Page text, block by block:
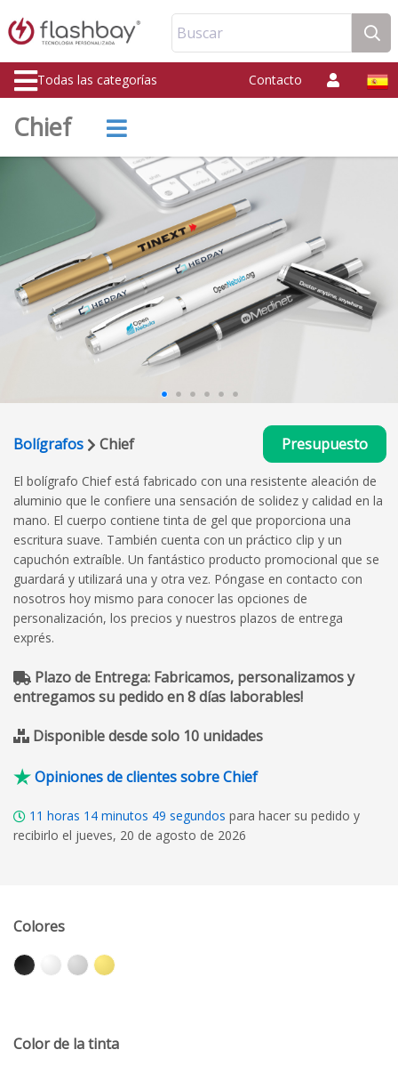
Buscar
Todas las categorías Contacto
Chief
Bolígrafos Chief Presupuesto
El bolígrafo Chief está fabricado con una resistente aleación de
aluminio que le confiere una sensación de solidez y calidad en la
mano. El cuerpo contiene tinta de gel que proporciona una
escritura suave. También cuenta con un práctico clip y un
capuchón extraíble. Un fantástico producto promocional que se
guardará y utilizará una y otra vez. Póngase en contacto con
nosotros hoy mismo para conocer las opciones de
personalización, los precios y nuestros plazos de entrega
exprés.
Plazo de Entrega: Fabricamos, personalizamos y
entregamos su pedido en 8 días laborables!
Disponible desde solo 10 unidades
Opiniones de clientes sobre Chief
11 horas 14 minutos 48 segundos para hacer su pedido y
recibirlo el jueves, 20 de agosto de 2026
Colores
Color de la tinta